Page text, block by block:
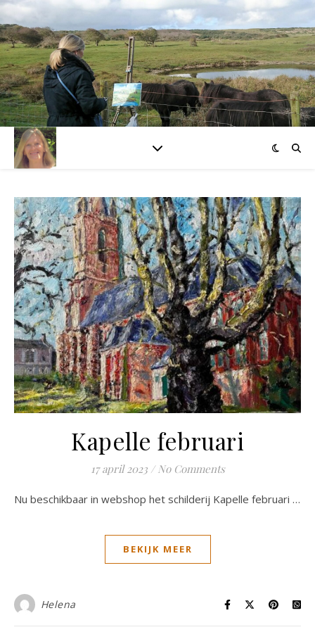
Kapelle februari
17 april 2023 / No Comments
Nu beschikbaar in webshop het schilderij Kapelle februari …
BEKIJK MEER
Helena